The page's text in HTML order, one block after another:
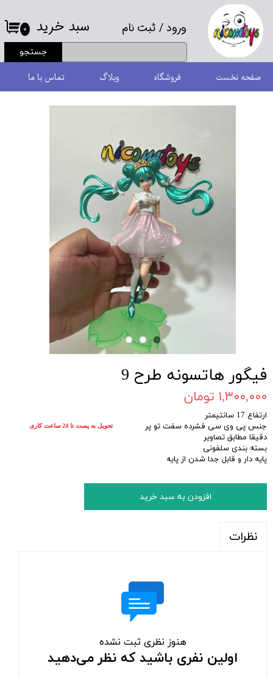
ورود/ ثبت نام
حساب کاربری من
تغییر گذر واژه
سفارشات
جستجو
۰ سبد خرید
صفحه نخست فروشگاه وبلاگ تماس با ما
فیگور هاتسونه طرح 9
۱,۳۰۰,۰۰۰ تومان
ارتفاع 17 سانتیمتر
جنس پی وی سی فشرده سفت تو پر
دقیقا مطابق تصاویر
بسته بندی سلفونی
پایه دار و قابل جدا شدن از پایه
افزودن به سبد خرید
نظرات
هنوز نظری ثبت نشده
اولین نفری باشید که نظر می‌دهید
تحویل به پست تا 24 ساعت کاری